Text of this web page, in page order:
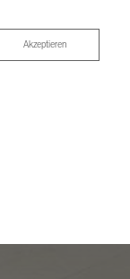
Akzeptieren